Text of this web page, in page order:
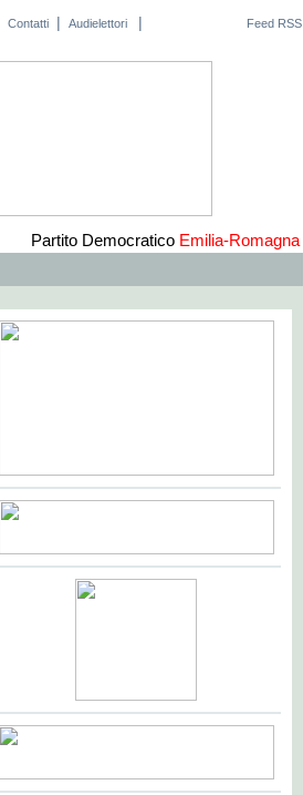
Contatti | Audielettori | Feed RSS
Partito Democratico Emilia-Romagna